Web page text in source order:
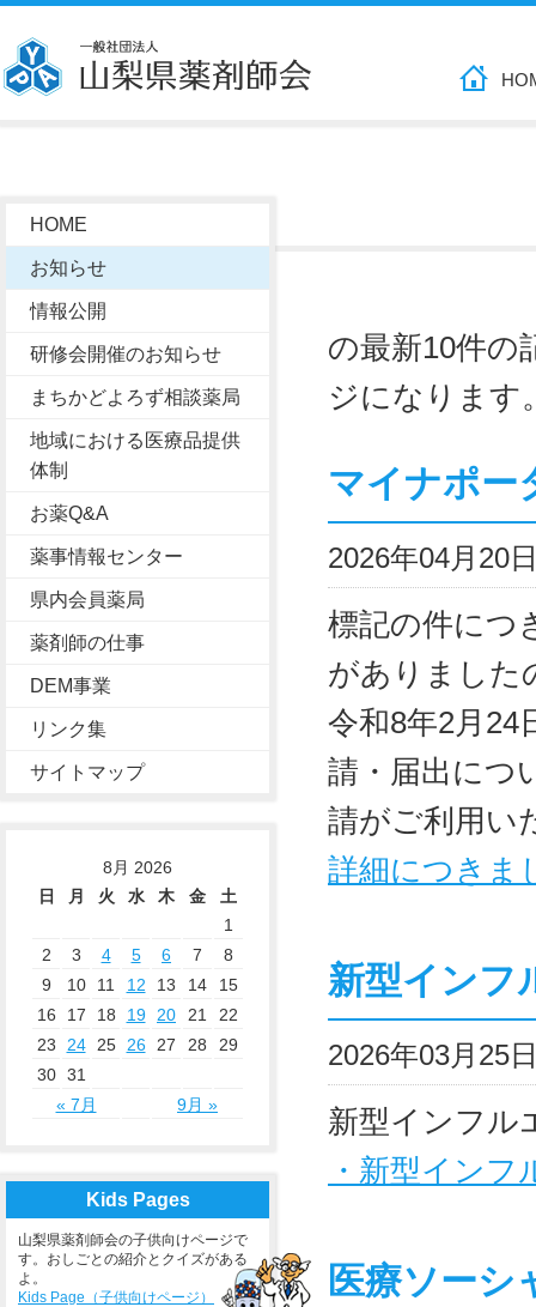
HOME
お知らせ
情報公開
研修会開催のお知らせ
まちかどよろず相談薬局
地域における医療品提供
体制
お薬Q&A
薬事情報センター
県内会員薬局
薬剤師の仕事
DEM事業
リンク集
サイトマップ
8月 2026
日
月 火 水 木 金
土
1
2
3 4 5 6 7
8
9
10 11 12 13 14
15
16
17 18 19 20 21
22
23
24 25 26 27 28
29
30 31
« 7月
9月 »
Kids Pages
山梨県薬剤師会の子供向けページで
す。おしごとの紹介とクイズがある
よ。
Kids Page（子供向けページ）
の最新10件の
ジになります
マイナポー
2026年04月20
標記の件につ
がありました
令和8年2月24
請・届出につ
請がご利用い
詳細につきま
新型インフ
2026年03月25
新型インフル
・新型イン
医療ソーシ